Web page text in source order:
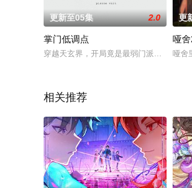
更新至05集 2.0
掌门低调点
穿越天玄界，开局竟是最弱门派掌门人！
更
哑
哑舍
相关推荐